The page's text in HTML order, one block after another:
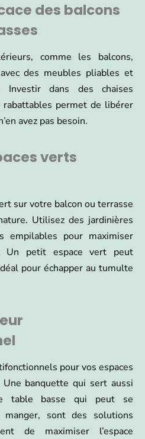
des balcons
comme les balcons,
des meubles pliables et
Investir dans des chaises
permet de libérer
avez pas besoin.
verts
sur votre balcon ou terrasse
Utilisez des jardinières
empilables pour maximiser
Un petit espace vert peut
pour échapper au tumulte
pour vos espaces
banquette qui sert aussi
table basse qui peut se
sont des solutions
de maximiser l’espace